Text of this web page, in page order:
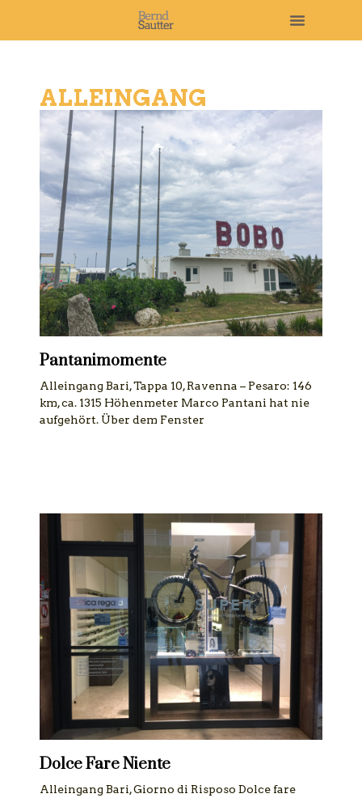
ALLEINGANG
Pantanimomente
Alleingang Bari, Tappa 10, Ravenna – Pesaro: 146
km, ca. 1315 Höhenmeter Marco Pantani hat nie
aufgehört. Über dem Fenster
Dolce Fare Niente
Alleingang Bari, Giorno di Risposo Dolce fare